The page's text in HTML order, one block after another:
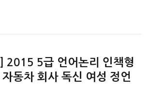
] 2015 5급 언어논리 인책형
동차 회사 독신 여성 정언